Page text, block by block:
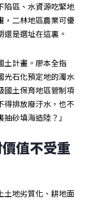
陷區、水資源吃緊地
，二林地區農業可優
是選址在這裏。
土計畫。廖本全指
光石化預定地的濁水
國土保育地區管制項
得排放廢汙水，也不
砂填海造陸？」
值不受重
土地劣質化、耕地面